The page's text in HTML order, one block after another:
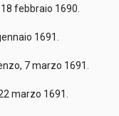
febbraio 1690.
1691.
7 marzo 1691.
marzo 1691.